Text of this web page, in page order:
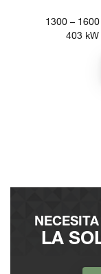
1300 – 1600
403 kW
LA